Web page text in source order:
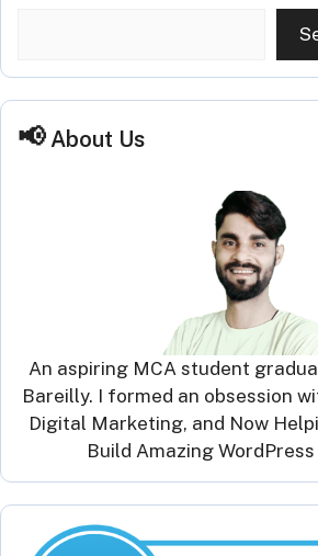
About Us
An aspiring MCA student
Bareilly. I formed an obsession
Digital Marketing, and Now
Build Amazing